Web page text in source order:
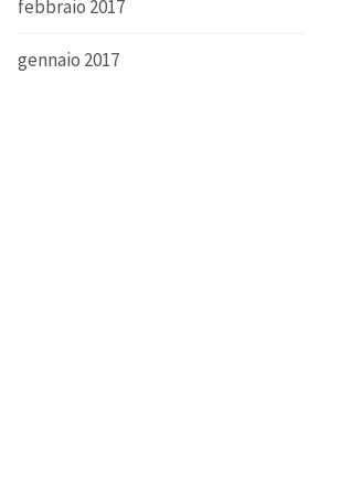
febbraio 2017
gennaio 2017